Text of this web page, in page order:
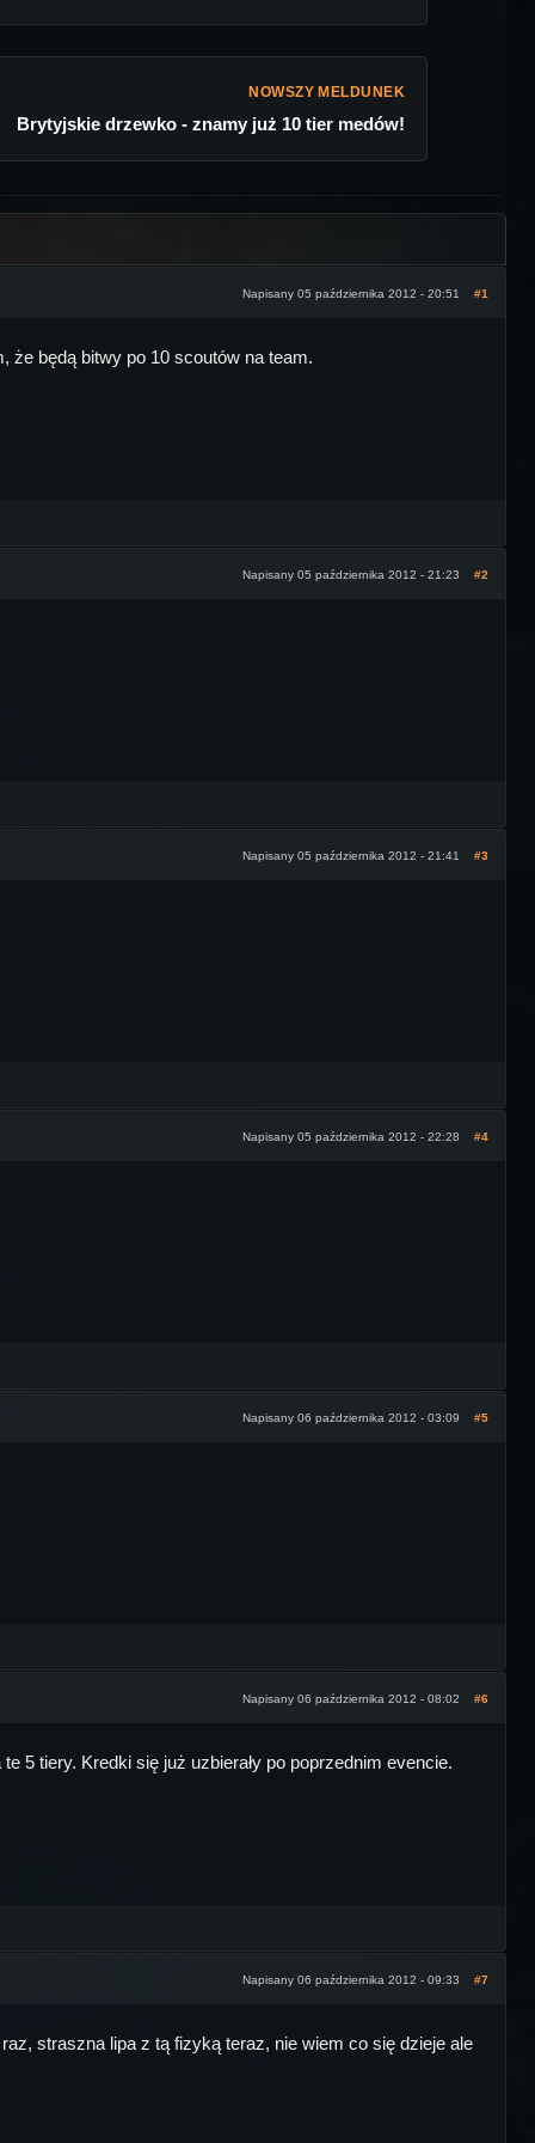
NOWSZY MELDUNEK
Brytyjskie drzewko - znamy już 10 tier medów!
Napisany 05 października 2012 - 20:51 #1
że będą bitwy po 10 scoutów na team.
Napisany 05 października 2012 - 21:23 #2
Napisany 05 października 2012 - 21:41 #3
Napisany 05 października 2012 - 22:28 #4
Napisany 06 października 2012 - 03:09 #5
Napisany 06 października 2012 - 08:02 #6
5 tiery. Kredki się już uzbierały po poprzednim evencie.
Napisany 06 października 2012 - 09:33 #7
straszna lipa z tą fizyką teraz, nie wiem co się dzieje ale